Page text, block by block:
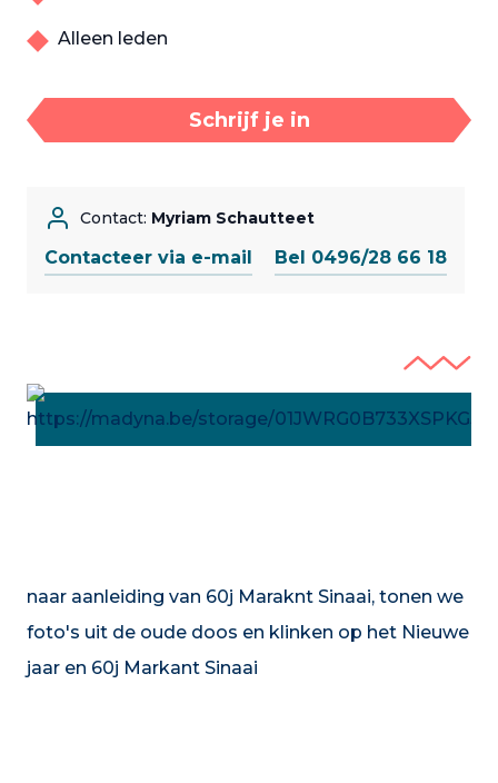
Alleen leden
Schrijf je in
Contact: Myriam Schautteet
Contacteer via e-mail Bel 0496/28 66 18
naar aanleiding van 60j Maraknt Sinaai, tonen we
foto's uit de oude doos en klinken op het Nieuwe
jaar en 60j Markant Sinaai